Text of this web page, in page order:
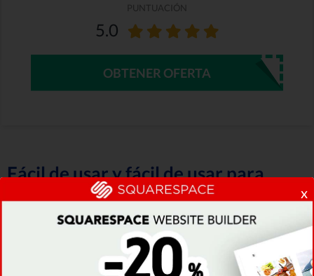
PUNTUACIÓN
5.0
OBTENER OFERTA
Fácil de usar y fácil de usar para
principiantes
Una de las características más conocidas de los
creadores de páginas web, en general, es el
hecho de que estas piezas de software
x